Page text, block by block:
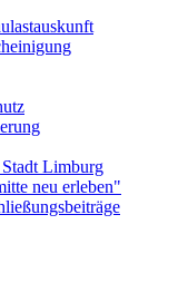
Limburg
neu erleben"